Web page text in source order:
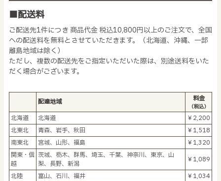
■配送料
ご配送先1件につき 商品代金 税込10,800円以上のご注文で、全国
への配送料を無料とさせていただきます。（北海道、沖縄、一部
離島地域は除く）
ただし、複数の配送先をご指定いただいた際は、別途送料をいた
だく場合がございます。
配達地域 料金
（税込）
北海道 北海道
￥2,200
北東北
青森、岩手、秋田
￥1,518
南東北
宮城、山形、福島
￥1,320
関東・信
越
茨城、栃木、群馬、埼玉、千葉、神奈川、東京、山
梨、長野、新潟
￥1,089
北陸
富山、石川、福井
￥1,034